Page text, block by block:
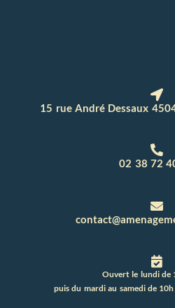
15 rue André Dessaux
02 38 72
Ouvert le lundi de
puis du mardi au samedi de